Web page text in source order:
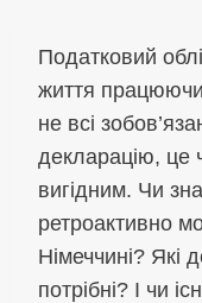
Податковий
життя
не всі
декларацію, це
вигідним. Чи
ретроактивно
Німеччині? Які
потрібні? І чи